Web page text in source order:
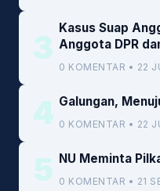
3
Kasus Suap
Anggota DPR
Kemenkeu
0 KOMENTAR • 22
4 Galungan,
0 KOMENTAR • 22
5 NU Meminta
0 KOMENTAR • 21